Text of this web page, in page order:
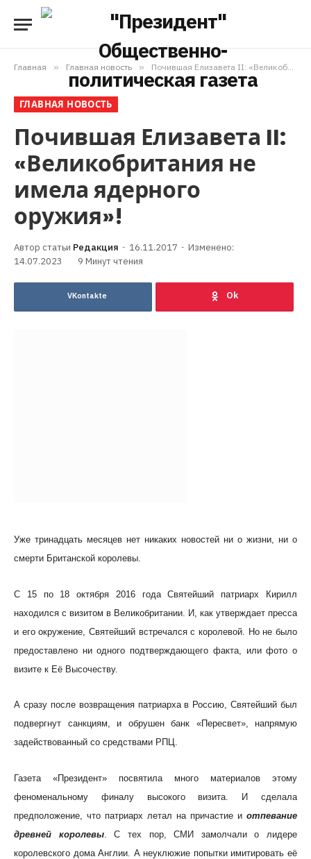
Главная » Главная новость » Почившая Елизавета II: «Великобритания не имела ядерного оружия»!
ГЛАВНАЯ НОВОСТЬ
Почившая Елизавета II:
«Великобритания не
имела ядерного
оружия»!
Редакция 16.11.2017
Изменено:
14.07.2023
9 Минут чтения
VKontakte
Уже тринадцать месяцев нет никаких новостей ни о жизни, ни о
смерти Британской королевы.
С 15 по 18 октября 2016 года Святейший патриарх Кирилл
находился с визитом в Великобритании. И, как утверждает пресса
и его окружение, Святейший встречался с королевой. Но не было
предоставлено ни одного подтверждающего факта, или фото о
визите к Её Высочеству.
А сразу после возвращения патриарха в Россию, Святейший был
подвергнут санкциям, и обрушен банк «Пересвет», напрямую
задействованный со средствами РПЦ.
Газета «Президент» посвятила много материалов этому
феноменальному финалу высокого визита. И сделала
предположение, что патриарх летал на причастие и отпевание
древней королевы. С тех пор, СМИ замолчали о лидере
королевского дома Англии. А неуклюжие попытки имитировать её